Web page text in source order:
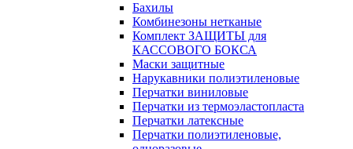
Бахилы
Комбинезоны нетканые
Комплект ЗАЩИТЫ для
КАССОВОГО БОКСА
Маски защитные
Нарукавники полиэтиленовые
Перчатки виниловые
Перчатки из термоэластопласта
Перчатки латексные
Перчатки полиэтиленовые,